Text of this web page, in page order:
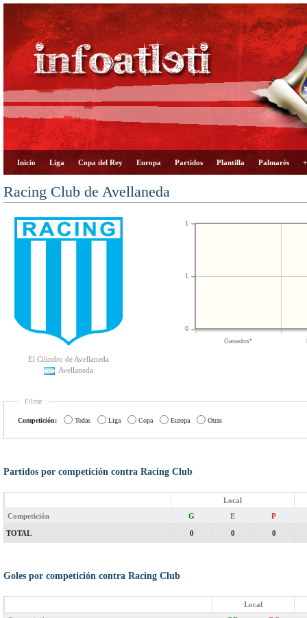
Inicio Liga Copa del Rey Europa Partidos Plantilla Palmarés
Racing Club de Avellaneda
El Cilindro de Avellaneda
Avellaneda
Ganados*
0
1
1
Filtrar
Competición: Todas Liga Copa Europa Otras
Partidos por competición contra Racing Club
Local
Competición
G E P
TOTAL 0 0 0
Goles por competición contra Racing Club
Local